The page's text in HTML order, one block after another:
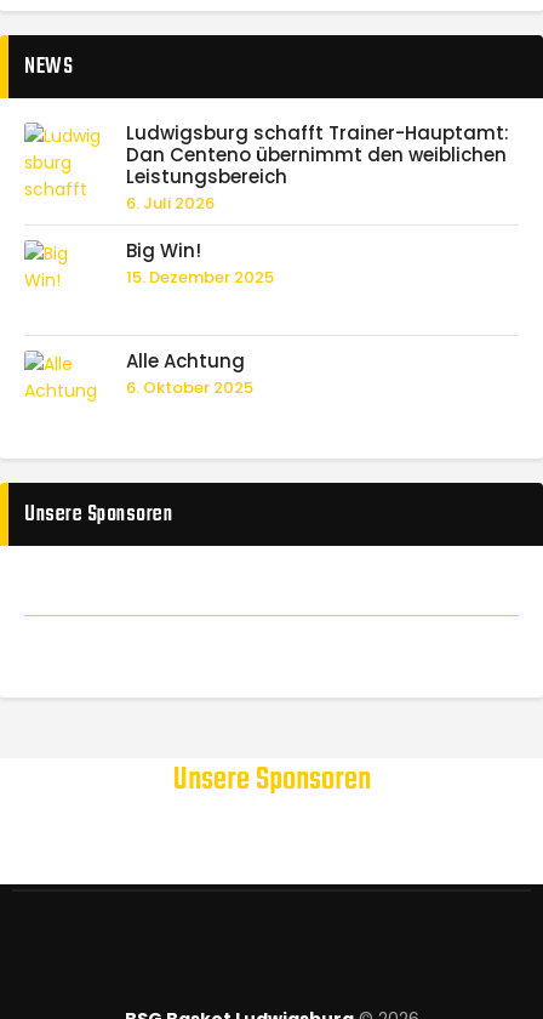
NEWS
Ludwigsburg schafft Trainer-Hauptamt:
Dan Centeno übernimmt den weiblichen
Leistungsbereich
6. Juli 2026
Big Win!
15. Dezember 2025
Alle Achtung
6. Oktober 2025
Unsere Sponsoren
Unsere Sponsoren